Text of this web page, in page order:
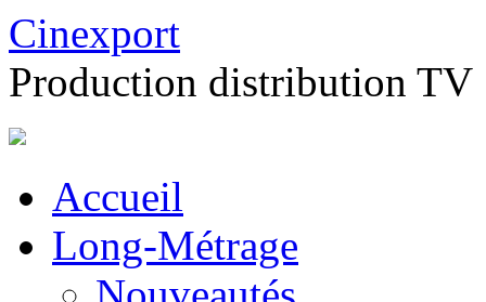
Cinexport
Production distribution TV
Accueil
Long-Métrage